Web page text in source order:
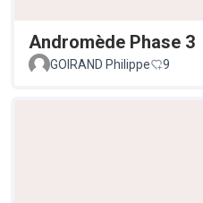
Andromède Phase 3
GOIRAND Philippe 9